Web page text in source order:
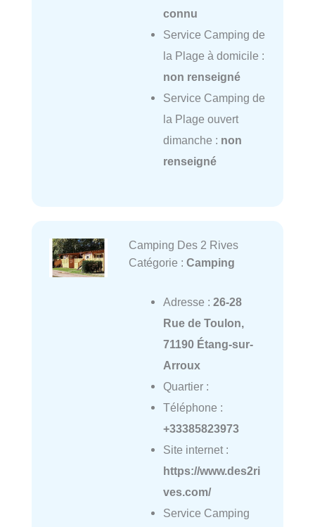
connu
Service Camping de
la Plage à domicile :
non renseigné
Service Camping de
la Plage ouvert
dimanche : non
renseigné
Camping Des 2 Rives
Catégorie : Camping
Adresse : 26-28
Rue de Toulon,
71190 Étang-sur-
Arroux
Quartier :
Téléphone :
+33385823973
Site internet :
https://www.des2ri
ves.com/
Service Camping